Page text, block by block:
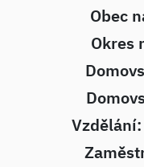
Obec
Okres
Vzdělání: